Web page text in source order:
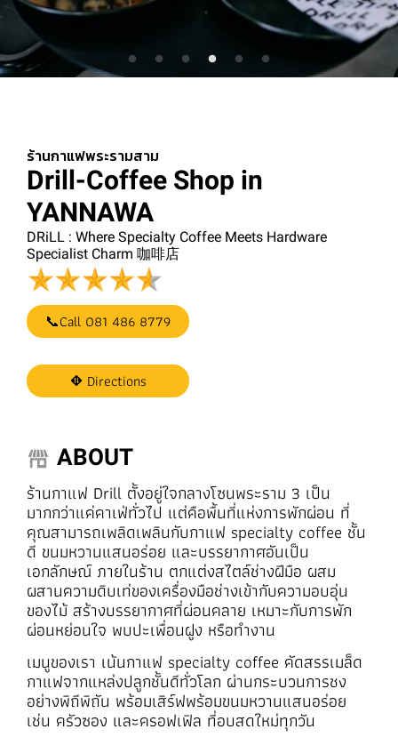
ร้านกาแฟพระรามสาม
Drill-Coffee Shop in
YANNAWA
DRiLL : Where Specialty Coffee Meets Hardware
Specialist Charm 咖啡店
📞Call 081 486 8779
⛖ Directions
ABOUT
ร้านกาแฟ Drill ตั้งอยู่ใจกลางโซนพระราม 3 เป็น
มากกว่าแค่คาเฟ่ทั่วไป แต่คือพื้นที่แห่งการพักผ่อน ที่
คุณสามารถเพลิดเพลินกับกาแฟ specialty coffee ชั้น
ดี ขนมหวานแสนอร่อย และบรรยากาศอันเป็น
เอกลักษณ์ ภายในร้าน ตกแต่งสไตล์ช่างฝีมือ ผสม
ผสานความดิบเท่ของเครื่องมือช่างเข้ากับความอบอุ่น
ของไม้ สร้างบรรยากาศที่ผ่อนคลาย เหมาะกับการพัก
ผ่อนหย่อนใจ พบปะเพื่อนฝูง หรือทำงาน
เมนูของเรา เน้นกาแฟ specialty coffee คัดสรรเมล็ด
กาแฟจากแหล่งปลูกชั้นดีทั่วโลก ผ่านกระบวนการชง
อย่างพิถีพิถัน พร้อมเสิร์ฟพร้อมขนมหวานแสนอร่อย
เช่น ครัวซอง และครอฟเฟิล ที่อบสดใหม่ทุกวัน